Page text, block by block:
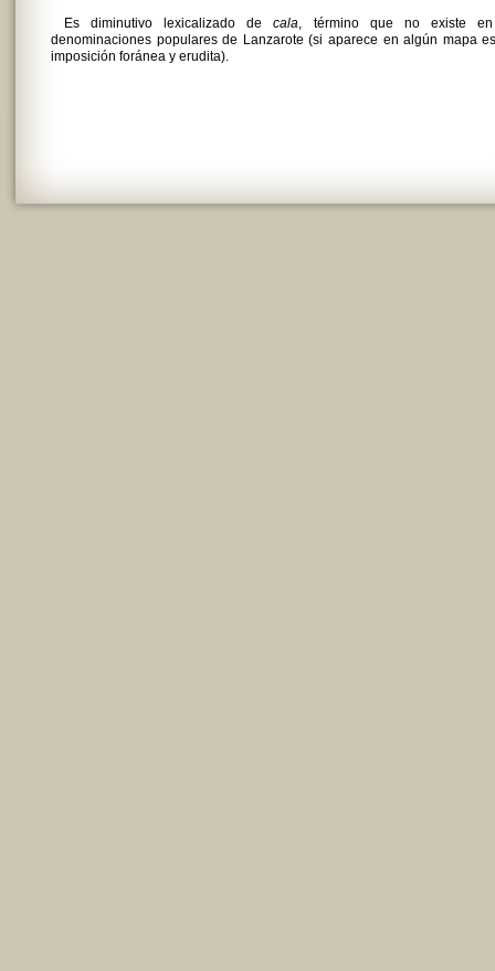
Es diminutivo lexicalizado decala, término que no existe
denominaciones populares de Lanzarote (si aparece en algún mapa
imposición foránea y erudita).